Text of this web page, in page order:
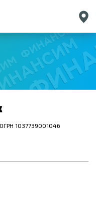
Санкт-Петербург
Екатеринбург
Краснодар
Нижний Новгород
ОГРН 1037739001046